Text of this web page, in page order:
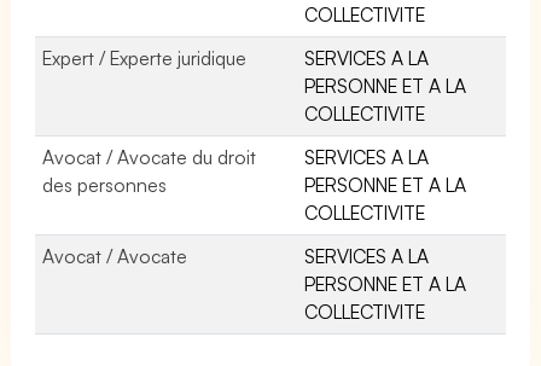
COLLECTIVITE
Expert / Experte juridique
SERVICES A LA
PERSONNE ET A LA
COLLECTIVITE
Avocat / Avocate du droit
des personnes
SERVICES A LA
PERSONNE ET A LA
COLLECTIVITE
Avocat / Avocate
SERVICES A LA
PERSONNE ET A LA
COLLECTIVITE